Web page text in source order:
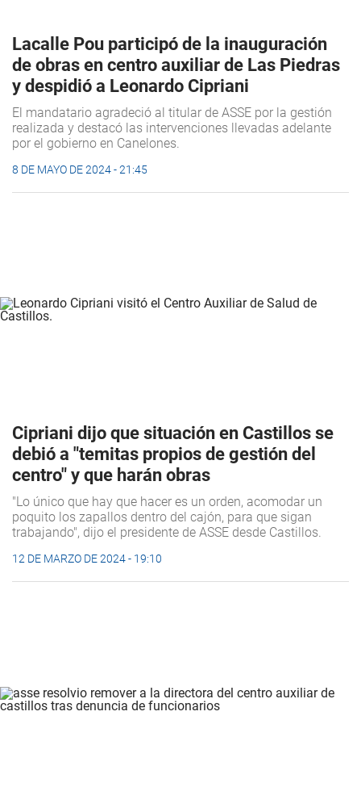
Lacalle Pou participó de la inauguración
de obras en centro auxiliar de Las Piedras
y despidió a Leonardo Cipriani
El mandatario agradeció al titular de ASSE por la gestión
realizada y destacó las intervenciones llevadas adelante
por el gobierno en Canelones.
8 DE MAYO DE 2024 - 21:45
Cipriani dijo que situación en Castillos se
debió a "temitas propios de gestión del
centro" y que harán obras
"Lo único que hay que hacer es un orden, acomodar un
poquito los zapallos dentro del cajón, para que sigan
trabajando", dijo el presidente de ASSE desde Castillos.
12 DE MARZO DE 2024 - 19:10